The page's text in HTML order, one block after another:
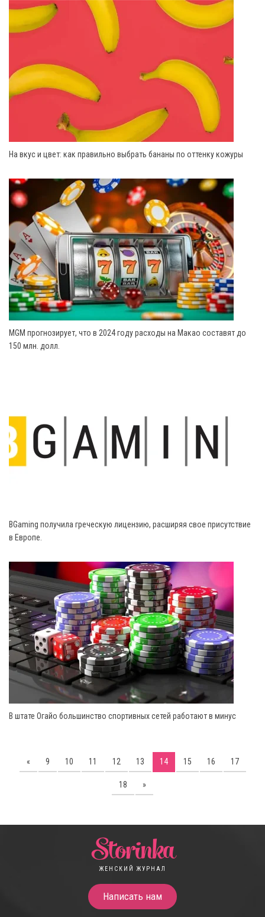
На вкус и цвет: как правильно выбрать бананы по оттенку кожуры
MGM прогнозирует, что в 2024 году расходы на Макао составят до
150 млн. долл.
BGaming получила греческую лицензию, расширяя свое присутствие
в Европе.
В штате Огайо большинство спортивных сетей работают в минус
« 9 10 11 12 13 14 15 16 17
18 »
Storinka
ЖЕНСКИЙ ЖУРНАЛ
Написать нам